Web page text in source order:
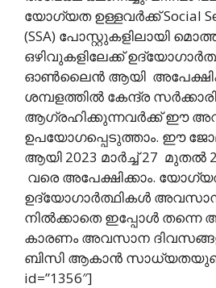
യോഗ്യത ഉള്ളവര്‍ക്ക് Social
(SSA) പോസ്റ്റുകളിലായി
ഒഴിവുകളിലേക്ക്
ഓണ്‍ലൈന്‍ ആയി
ശമ്പളത്തില്‍ കേന്ദ്ര
ആഗ്രഹിക്കുന്നവര്‍ക്ക് ഈ
ഉപയോഗപ്പെടുത്താം. ഈ
ആയി 2023 മാര്‍ച്ച് 27 മുതല്‍
വരെ അപേക്ഷിക്കാം.
ഉദ്യോഗാര്‍ത്ഥികള്‍ അവസാന
നില്‍ക്കാതെ ഇപ്പോള്‍ തന്നെ
കാരണം അവസാന
ബിസി ആകാന്‍ സാധ്യതയുണ്ട്.
id=”1356″]